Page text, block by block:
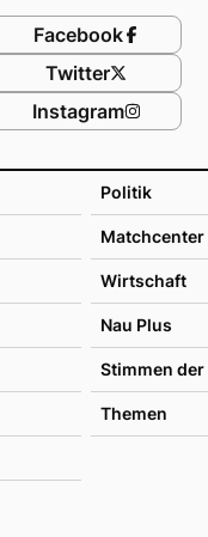
Politik
Matchcenter
Wirtschaft
Nau Plus
Stimmen
Themen
Facebook
Twitter
Instagram